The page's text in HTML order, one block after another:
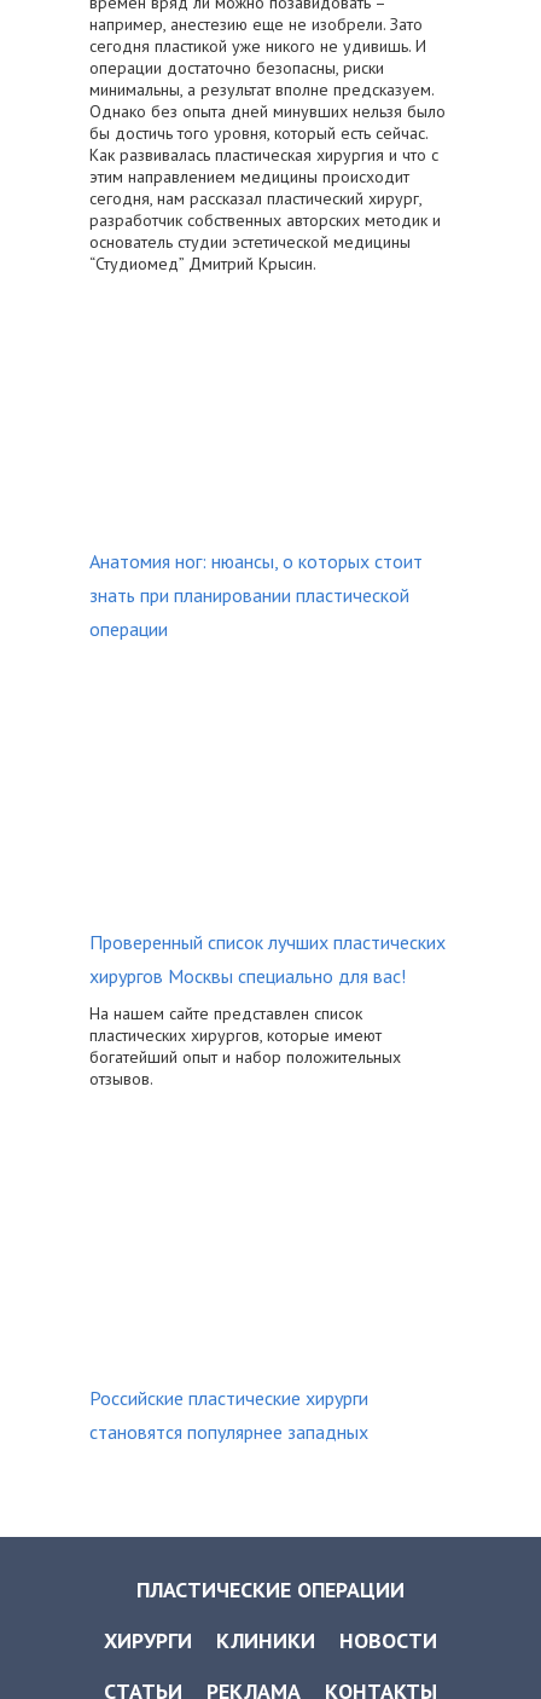
например, анестезию еще не изобрели. Зато
сегодня пластикой уже никого не удивишь. И
операции достаточно безопасны, риски
минимальны, а результат вполне предсказуем.
Однако без опыта дней минувших нельзя было
бы достичь того уровня, который есть сейчас.
Как развивалась пластическая хирургия и что с
этим направлением медицины происходит
сегодня, нам рассказал пластический хирург,
разработчик собственных авторских методик и
основатель студии эстетической медицины
“Студиомед” Дмитрий Крысин.
Анатомия ног: нюансы, о которых стоит
знать при планировании пластической
операции
Проверенный список лучших пластических
хирургов Москвы специально для вас!
На нашем сайте представлен список
пластических хирургов, которые имеют
богатейший опыт и набор положительных
отзывов.
Российские пластические хирурги
становятся популярнее западных
ПЛАСТИЧЕСКИЕ ОПЕРАЦИИ
ХИРУРГИ
КЛИНИКИ
НОВОСТИ
СТАТЬИ
РЕКЛАМА КОНТАКТЫ